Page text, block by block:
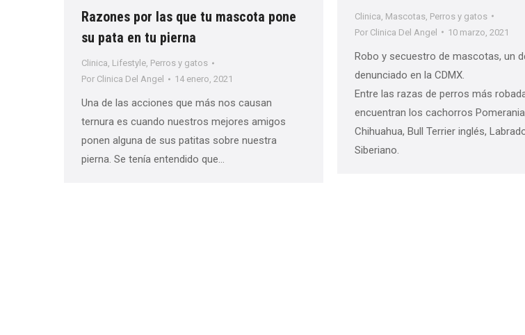
Clinica Mascotas Perros y gatos
Por Clinica Del Angel 10 marzo, 2021
Robo y secuestro de mascotas, un
denunciado en la CDMX.
Entre las razas de perros más
encuentran los cachorros
Chihuahua, Bull Terrier inglés,
Siberiano.
Razones por las que tu mascota pone
su pata en tu pierna
Clinica, Lifestyle, Perros y gatos
Por Clinica Del Angel 14 enero, 2021
Una de las acciones que más nos causan
ternura es cuando nuestros mejores amigos
ponen alguna de sus patitas sobre nuestra
pierna. Se tenía entendido que…